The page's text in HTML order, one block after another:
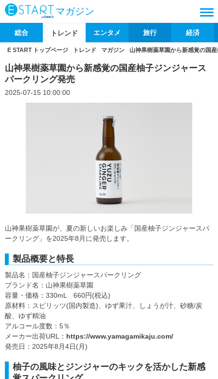
マガジン
総合 トレンド エンタメ 旅行 経済
E START トップページ トレンド マガジン 山神果樹薬草園から新感覚の国
山神果樹薬草園から新感覚の国産柚子ジンジャース
パークリング発売
2025-07-15 10:00:00
山神果樹薬草園が、夏の新しいお楽しみ「国産柚子ジンジャースパ
ークリング」を2025年8月に発売します。
製品概要と特長
製品名：国産柚子ジンジャースパークリング
ブランド名：山神果樹薬草園
容量・価格：330mL 660円(税込)
原材料：スピリッツ(国内製造)、ゆず果汁、しょうが汁、砂糖/炭
酸、ゆず精油
アルコール度数：5％
メーカー出荷URL： https://www.yamagamikaju.com/
発売日：2025年8月4日(月)
柚子の風味とジンジャーのキックを活かした新感